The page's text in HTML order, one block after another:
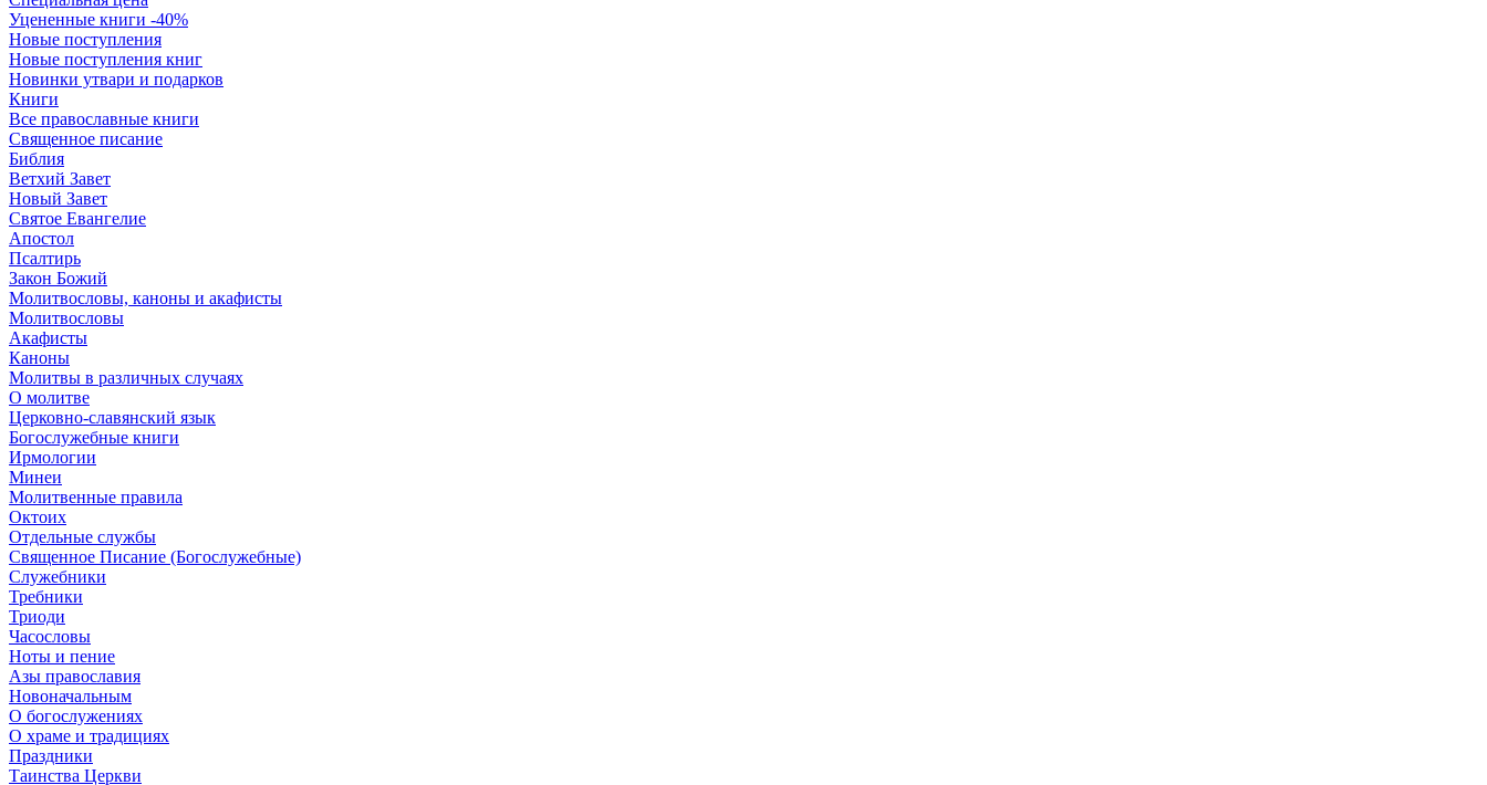
Уцененные книги -40%
Новые поступления
Новые поступления книг
Новинки утвари и подарков
Книги
Все православные книги
Священное писание
Библия
Ветхий Завет
Новый Завет
Святое Евангелие
Апостол
Псалтирь
Закон Божий
Молитвословы, каноны и акафисты
Молитвословы
Акафисты
Каноны
Молитвы в различных случаях
О молитве
Церковно-славянский язык
Богослужебные книги
Ирмологии
Минеи
Молитвенные правила
Октоих
Отдельные службы
Священное Писание (Богослужебные)
Служебники
Требники
Триоди
Часословы
Ноты и пение
Азы православия
Новоначальным
О богослужениях
О храме и традициях
Праздники
Таинства Церкви